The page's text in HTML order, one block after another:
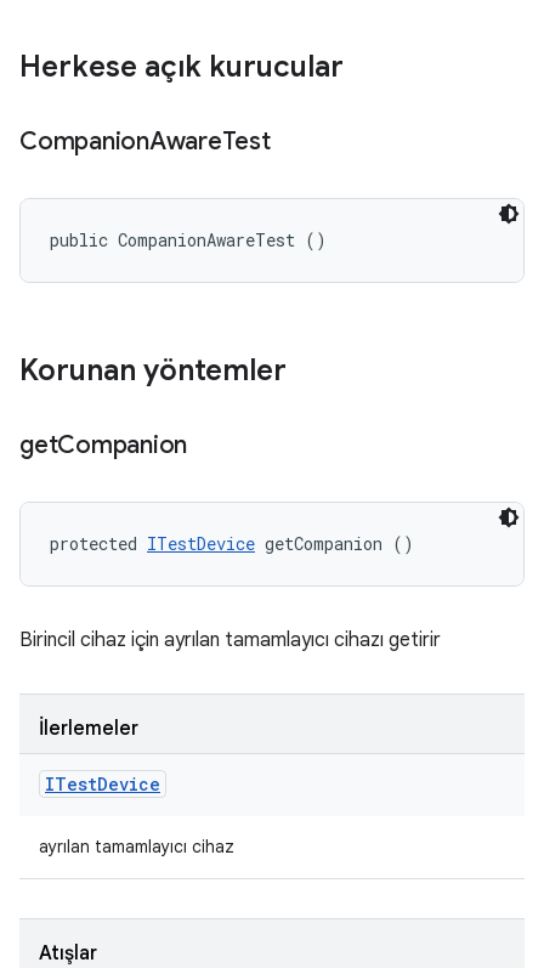
Herkese açık kurucular
CompanionAwareTest
public CompanionAwareTest ()
Korunan yöntemler
getCompanion
protected ITestDevice getCompanion ()
Birincil cihaz için ayrılan tamamlayıcı cihazı getirir
İlerlemeler
ITestDevice
ayrılan tamamlayıcı cihaz
Atışlar